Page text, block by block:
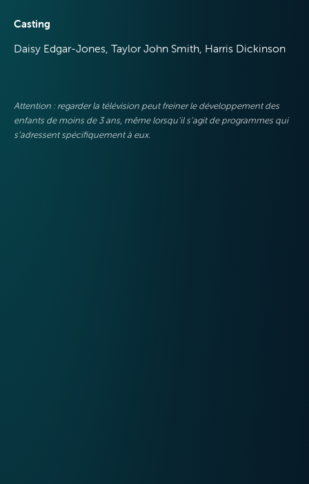
Casting
Daisy Edgar-Jones, Taylor John Smith, Harris Dickinson
Attention : regarder la télévision peut freiner le développement des
enfants de moins de 3 ans, même lorsqu’il s’agit de programmes qui
s’adressent spécifiquement à eux.